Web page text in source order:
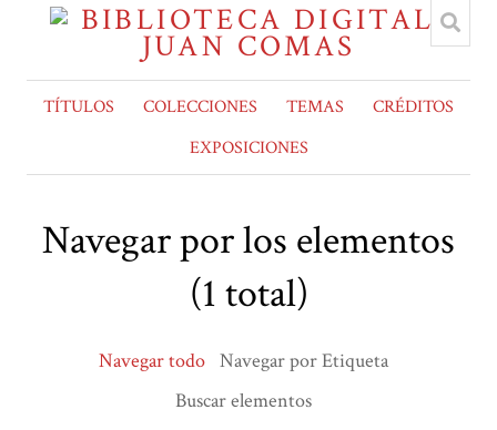
TÍTULOS COLECCIONES TEMAS
CRÉDITOS
EXPOSICIONES
Navegar por los elementos
(1 total)
Navegar todo Navegar por Etiqueta
Buscar elementos